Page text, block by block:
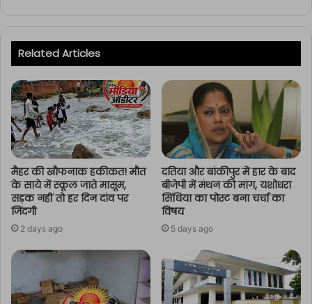
Related Articles
मैहर की खौफनाक हकीकत! मौत
के साये में स्कूल जाते मासूम,
सड़क नहीं तो हर दिन दांव पर
जिंदगी
2 days ago
दतिया और बांकीपुर में हार के बाद
बीजेपी में मंथन की मांग, यशोधरा
सिंधिया का पोस्ट बना चर्चा का
विषय
5 days ago